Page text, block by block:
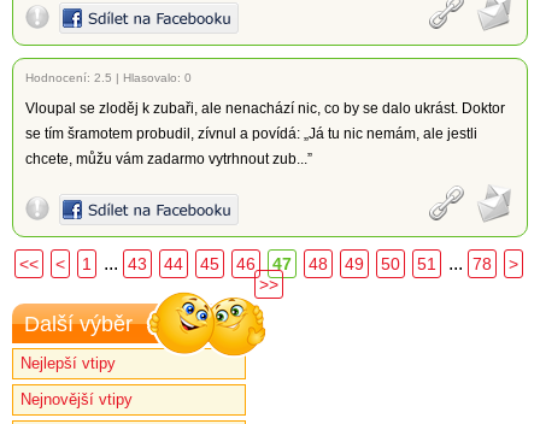
Hodnocení: 2.5 | Hlasovalo: 0
Vloupal se zloděj k zubaři, ale nenachází nic, co by se dalo ukrást. Doktor
se tím šramotem probudil, zívnul a povídá: „Já tu nic nemám, ale jestli
chcete, můžu vám zadarmo vytrhnout zub...”
<< < 1 ... 43 44 45 46 47 48 49 50 51 ... 78
>
>>
Další výběr
Nejlepší vtipy
Nejnovější vtipy